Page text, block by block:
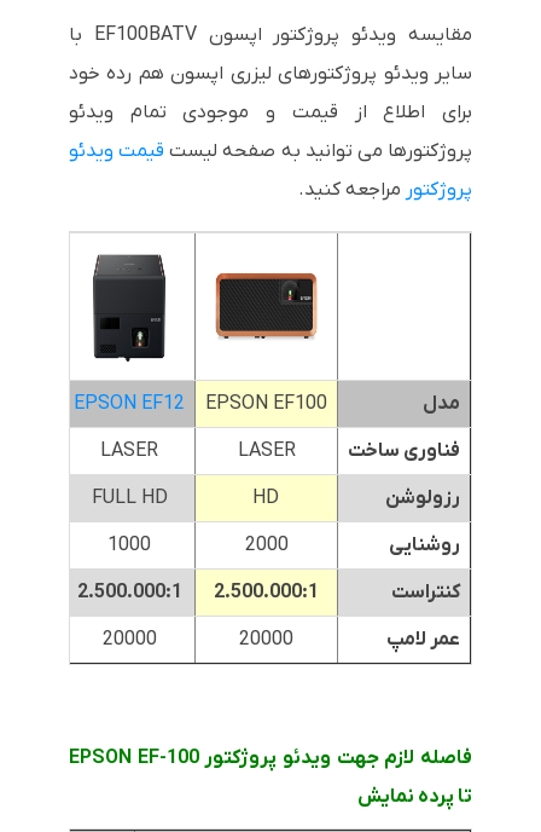
مقایسه ویدئو پروژکتور اپسون EF100BATV با
سایر ویدئو پروژکتورهای لیزری اپسون هم رده خود
برای اطلاع از قیمت و موجودی تمام ویدئو
پروژکتورها می توانید به صفحه لیست قیمت ویدئو
پروژکتور مراجعه کنید.
مدل EPSON EF100
EPSON EF12
فناوری ساخت
LASER
LASER
رزولوشن
FULL HD
روشنایی
2000
1000
کنتراست
2.500.000:1
2.500.000:1
عمر لامپ
20000
20000
فاصله لازم جهت ویدئو پروژکتور EPSON EF-100
تا پرده نمایش